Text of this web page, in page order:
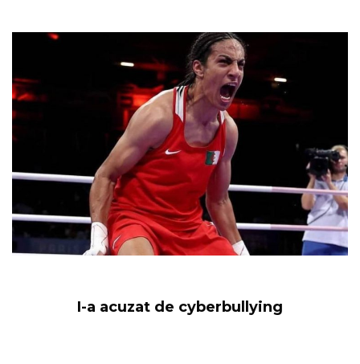
I-a acuzat de cyberbullying